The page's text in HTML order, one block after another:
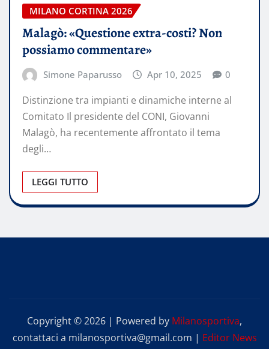
MILANO CORTINA 2026
Malagò: «Questione extra-costi? Non
possiamo commentare»
Simone Paparusso Apr 10, 2025 0
Distinzione tra impianti e dinamiche interne al
Comitato Il presidente del CONI, Giovanni
Malagò, ha recentemente affrontato il tema
degli…
LEGGI TUTTO
Copyright © 2026 | Powered by Milanosportiva,
contattaci a milanosportiva@gmail.com | Editor News